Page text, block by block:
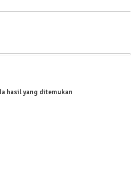
hasil yang ditemukan